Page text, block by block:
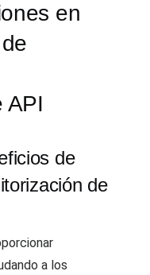
en
API
de
de
a los